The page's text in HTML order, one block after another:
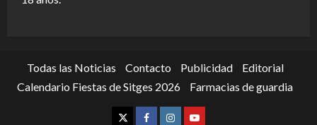
Todas las Noticias Contacto Publicidad
Editorial
Calendario Fiestas de Sitges 2026
Farmacias de guardia
TwitterFacebook
Instagram
Youtube